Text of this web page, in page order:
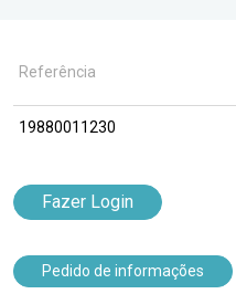
Referência
19880011230
Fazer Login
Pedido de informações